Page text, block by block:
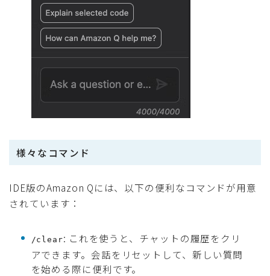
様々なコマンド
IDE版のAmazon Qには、以下の便利なコマンドが用意
されています：
/clear: これを使うと、チャットの履歴をクリ
アできます。会話をリセットして、新しい質問
を始める際に便利です。